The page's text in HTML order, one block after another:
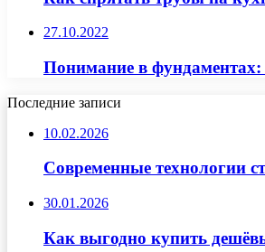
27.10.2022
Понимание в фундаментах:
Последние записи
10.02.2026
Современные технологии
30.01.2026
Как выгодно купить